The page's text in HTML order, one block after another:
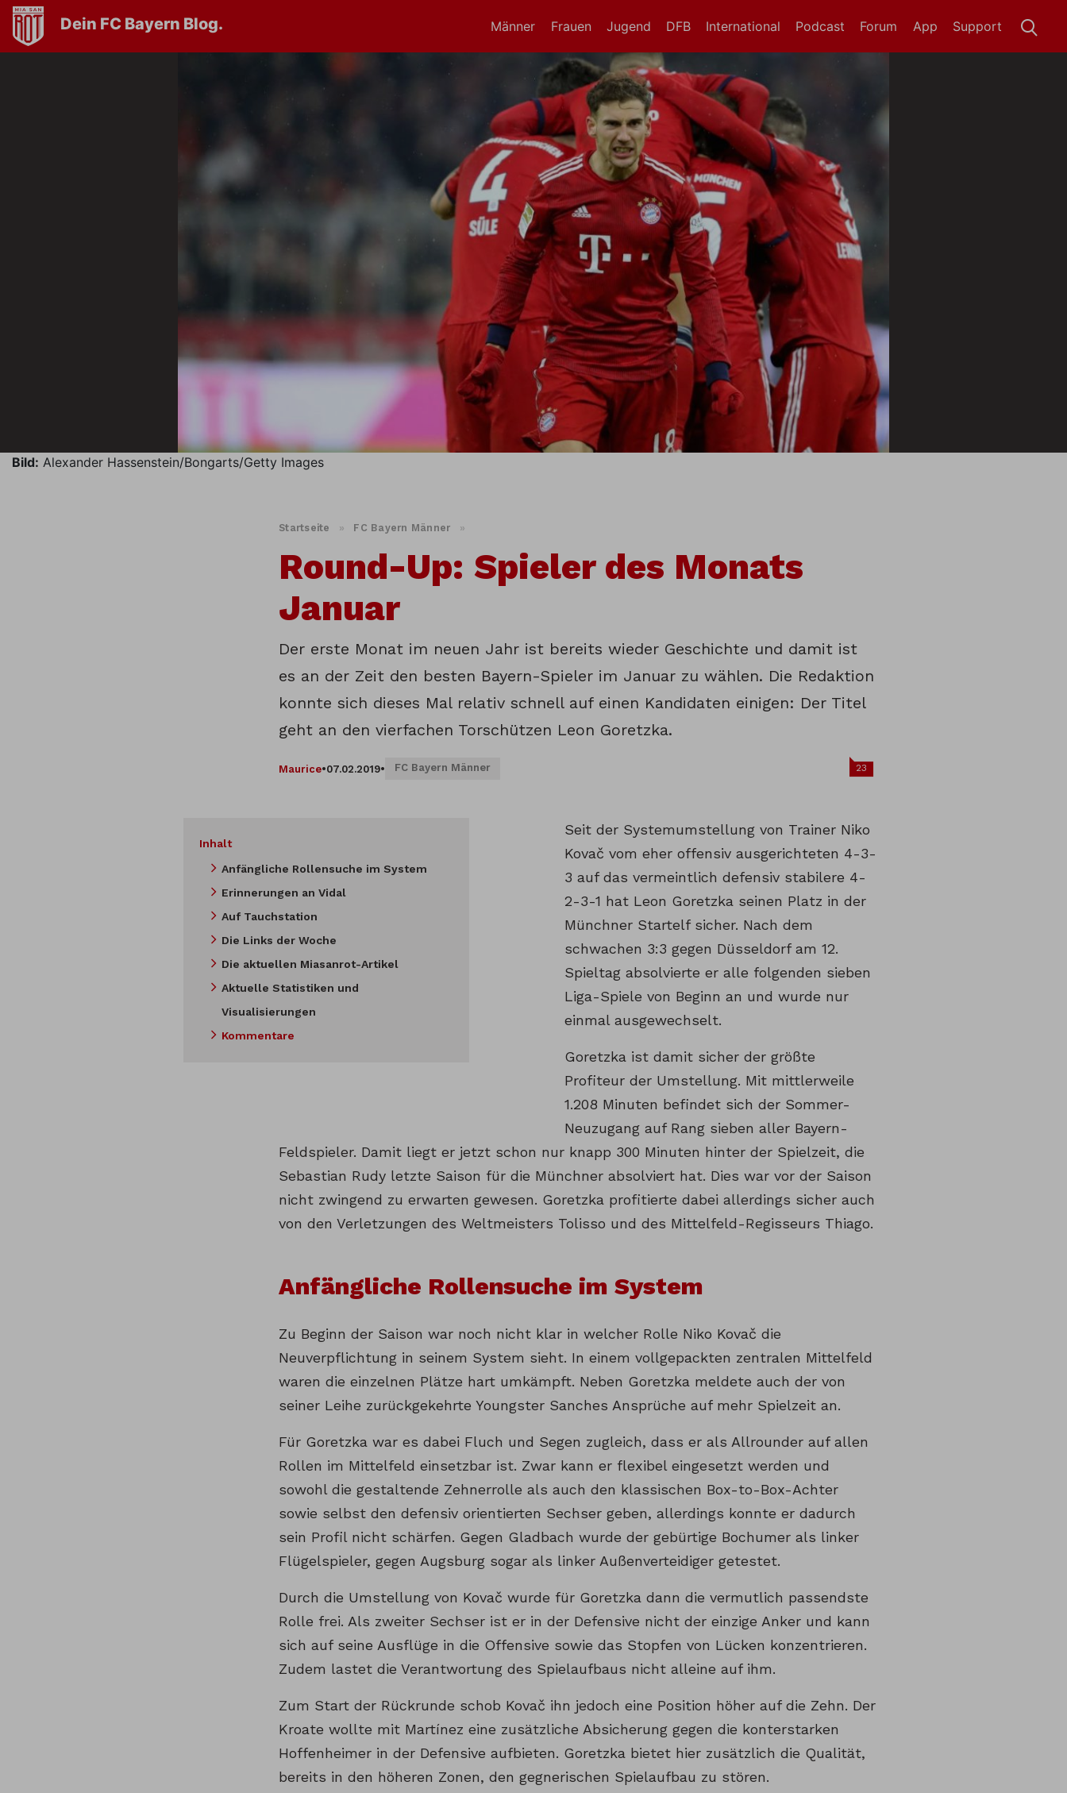
Dein FC Bayern Blog. Männer Frauen Jugend DFB International Support
App
Forum
Podcast
Bild: Alexander Hassenstein/Bongarts/Getty Images
Startseite » FC Bayern Männer »
Round-Up: Spieler des Monats
Januar
Der erste Monat im neuen Jahr ist bereits wieder Geschichte und damit ist
es an der Zeit den besten Bayern-Spieler im Januar zu wählen. Die Redaktion
konnte sich dieses Mal relativ schnell auf einen Kandidaten einigen: Der Titel
geht an den vierfachen Torschützen Leon Goretzka.
Maurice•07.02.2019• FC Bayern Männer 23
Inhalt
Anfängliche Rollensuche im System
Erinnerungen an Vidal
Auf Tauchstation
Die Links der Woche
Die aktuellen Miasanrot-Artikel
Aktuelle Statistiken und
Visualisierungen
Kommentare
Seit der Systemumstellung von Trainer Niko
Kovač vom eher offensiv ausgerichteten 4-3-
3 auf das vermeintlich defensiv stabilere 4-
2-3-1 hat Leon Goretzka seinen Platz in der
Münchner Startelf sicher. Nach dem
schwachen 3:3 gegen Düsseldorf am 12.
Spieltag absolvierte er alle folgenden sieben
Liga-Spiele von Beginn an und wurde nur
einmal ausgewechselt.
Goretzka ist damit sicher der größte
Profiteur der Umstellung. Mit mittlerweile
1.208 Minuten befindet sich der Sommer-
Neuzugang auf Rang sieben aller Bayern-
Feldspieler. Damit liegt er jetzt schon nur knapp 300 Minuten hinter der Spielzeit, die
Sebastian Rudy letzte Saison für die Münchner absolviert hat. Dies war vor der Saison
nicht zwingend zu erwarten gewesen. Goretzka profitierte dabei allerdings sicher auch
von den Verletzungen des Weltmeisters Tolisso und des Mittelfeld-Regisseurs Thiago.
Anfängliche Rollensuche im System
Zu Beginn der Saison war noch nicht klar in welcher Rolle Niko Kovač die
Neuverpflichtung in seinem System sieht. In einem vollgepackten zentralen Mittelfeld
waren die einzelnen Plätze hart umkämpft. Neben Goretzka meldete auch der von
seiner Leihe zurückgekehrte Youngster Sanches Ansprüche auf mehr Spielzeit an.
Für Goretzka war es dabei Fluch und Segen zugleich, dass er als Allrounder auf allen
Rollen im Mittelfeld einsetzbar ist. Zwar kann er flexibel eingesetzt werden und
sowohl die gestaltende Zehnerrolle als auch den klassischen Box-to-Box-Achter
sowie selbst den defensiv orientierten Sechser geben, allerdings konnte er dadurch
sein Profil nicht schärfen. Gegen Gladbach wurde der gebürtige Bochumer als linker
Flügelspieler, gegen Augsburg sogar als linker Außenverteidiger getestet.
Durch die Umstellung von Kovač wurde für Goretzka dann die vermutlich passendste
Rolle frei. Als zweiter Sechser ist er in der Defensive nicht der einzige Anker und kann
sich auf seine Ausflüge in die Offensive sowie das Stopfen von Lücken konzentrieren.
Zudem lastet die Verantwortung des Spielaufbaus nicht alleine auf ihm.
Zum Start der Rückrunde schob Kovač ihn jedoch eine Position höher auf die Zehn. Der
Kroate wollte mit Martínez eine zusätzliche Absicherung gegen die konterstarken
Hoffenheimer in der Defensive aufbieten. Goretzka bietet hier zusätzlich die Qualität,
bereits in den höheren Zonen, den gegnerischen Spielaufbau zu stören.